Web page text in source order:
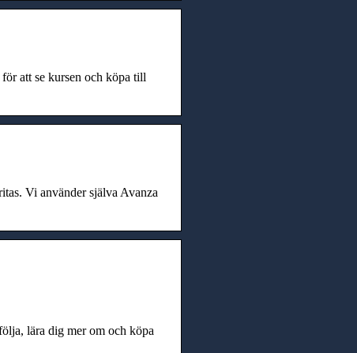
att se kursen och köpa till
Vi använder själva Avanza
lära dig mer om och köpa